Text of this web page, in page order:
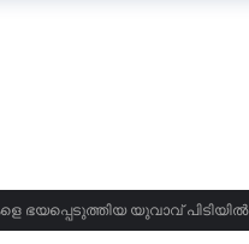
ഭയപ്പെടുത്തിയ യുവാവ് പിടിയിൽ